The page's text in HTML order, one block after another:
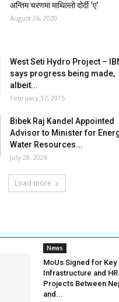
अन्तिम चरणमा माथिल्लो दोर्दी ‘ए’
August 26, 2020
West Seti Hydro Project –
says progress being made,
albeit...
February 17, 2015
Bibek Raj Kandel Appointed
Advisor to Minister for
Water Resources...
July 28, 2026
Load more
News
MoUs Signed for Key
Infrastructure and HR
Projects Between
and...